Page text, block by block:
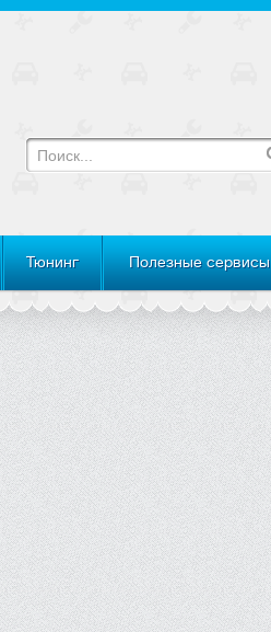
Тюнинг Полезные сервисы